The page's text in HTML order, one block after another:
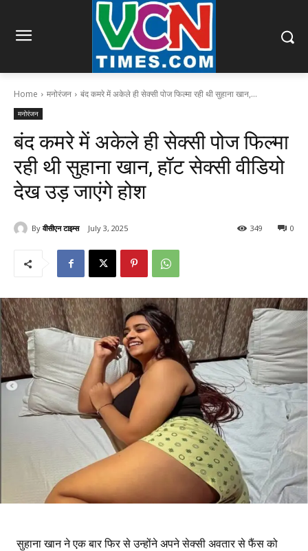
Home मनोरंजन बंद कमरे में अकेले ही सेक्सी पोज फिल्मा रही थी सुहाना खान,...
मनोरंजन
बंद कमरे में अकेले ही सेक्सी पोज फिल्मा
रही थी सुहाना खान, हॉट सेक्सी वीडियो
देख उड़ जाएंगे होश
By वीसीएन टाइम्स July 3, 2025 0
349
सुहाना खान ने एक बार फिर से उन्होंने अपने सेक्सी अवतार से फैंस को